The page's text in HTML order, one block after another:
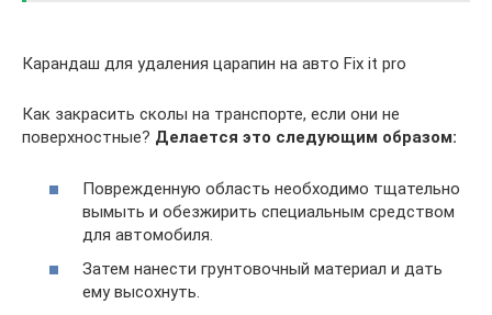
Карандаш для удаления царапин на авто Fix it pro
Как закрасить сколы на транспорте, если они не
поверхностные? Делается это следующим образом:
Поврежденную область необходимо тщательно
вымыть и обезжирить специальным средством
для автомобиля.
Затем нанести грунтовочный материал и дать
ему высохнуть.